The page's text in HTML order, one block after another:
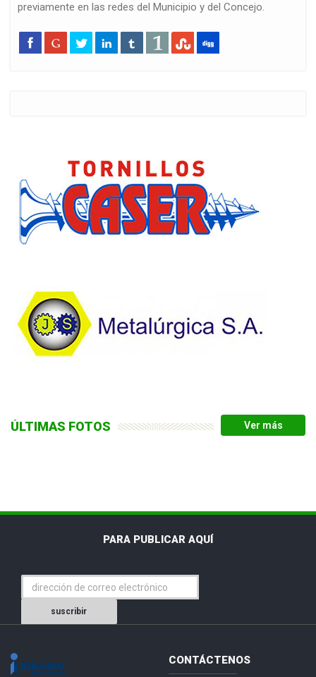
previamente en las redes del Municipio y del Concejo.
ÚLTIMAS FOTOS
PARA PUBLICAR AQUÍ
suscribir
CONTÁCTENOS